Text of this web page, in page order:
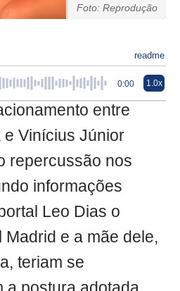
Foto: Reprodução
readme
0:00 1.0x
entre
Vinícius Júnior
repercussão nos
informações
Leo Dias o
Madrid e a mãe dele,
teriam se